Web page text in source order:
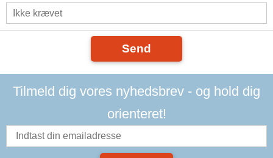
Send
Tilmeld dig vores nyhedsbrev - og hold dig
orienteret!